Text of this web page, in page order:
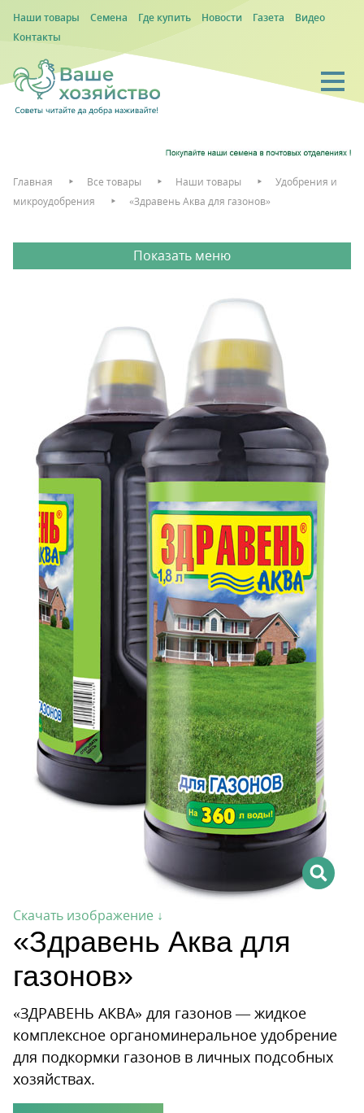
Наши товары Семена Где купить Новости Газета
Видео
Контакты
Главная Все товары Наши товары
Удобрения и
микроудобрения
«Здравень Аква для газонов»
Скачать изображение ↓
«Здравень Аква для
газонов»
«ЗДРАВЕНЬ АКВА» для газонов — жидкое
комплексное органоминеральное удобрение
для подкормки газонов в личных подсобных
хозяй­ствах.